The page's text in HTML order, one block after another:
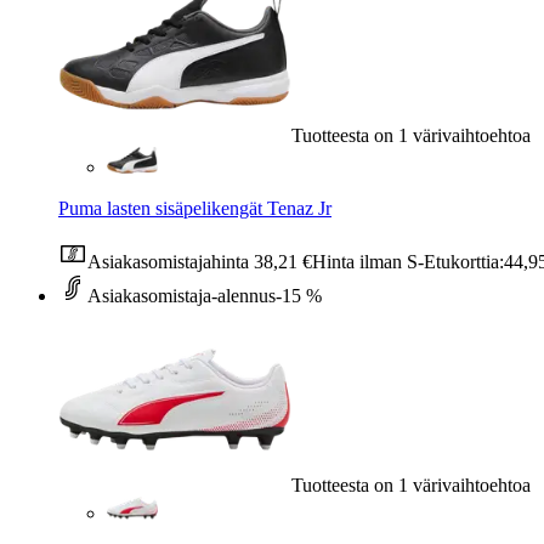
Tuotteesta on 1 värivaihtoehtoa
Puma lasten sisäpelikengät Tenaz Jr
Asiakasomistajahinta 38,21 €Hinta ilman S-Etukorttia:
Asiakasomistaja-alennus-15 %
Tuotteesta on 1 värivaihtoehtoa